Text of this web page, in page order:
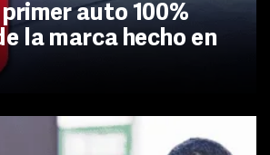
auto 100%
la marca hecho en